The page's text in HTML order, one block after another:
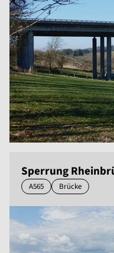
Sperrung
A565 Brücke